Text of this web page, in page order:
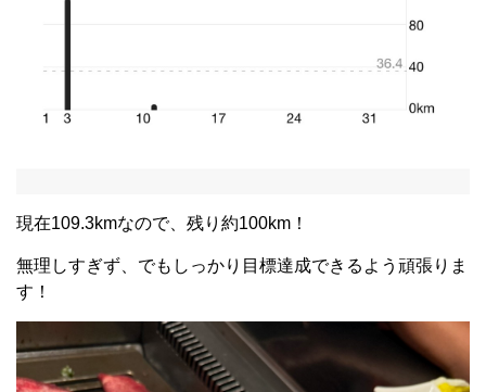
現在109.3kmなので、残り約100km！
無理しすぎず、でもしっかり目標達成できるよう頑張りま
す！